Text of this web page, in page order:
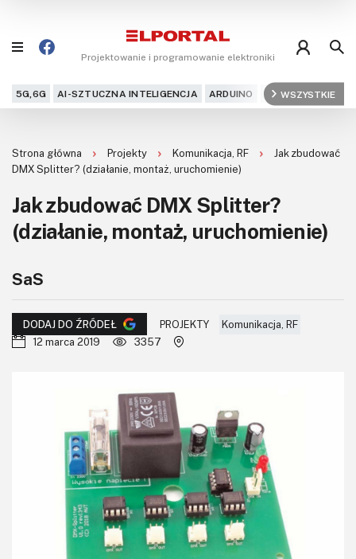
Projektowanie i programowanie elektroniki
5G,6G AI-SZTUCZNA INTELIGENCJA ARDUINO ARM AUDIO
WSZYSTKIE
Projekty
Kursy
DIY+
Dla Ciebie
Kontakt
Newsletter
Magazyny
Archiwum
Do pobrania
Strona główna Projekty Komunikacja, RF
Jak zbudować
DMX Splitter? (działanie, montaż, uruchomienie)
Jak zbudować DMX Splitter?
(działanie, montaż, uruchomienie)
SaS
DODAJ DO ŹRÓDEŁ PROJEKTY
Komunikacja, RF
12 marca 2019
3357